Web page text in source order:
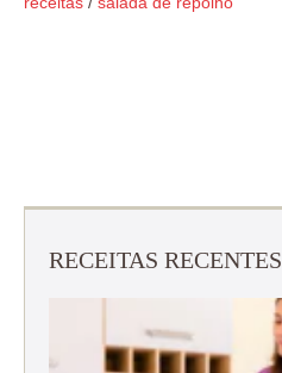
RECEITAS RECENTES